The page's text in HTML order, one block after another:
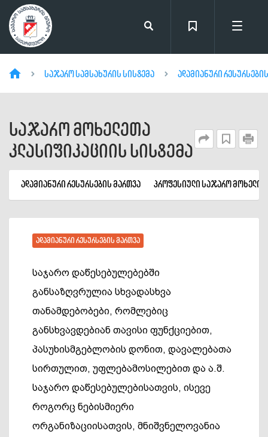
საჯარო სამსახურის სისტემა ადამიანური
საჯარო მოხელეთა
კლასიფიკაციის სისტემა
ადამიანური რესურსების მართვა პროფესიული საჯარო
ადამიანური რესურსების მართვა
საჯარო დაწესებულებებში
განსაზღვრულია სხვადასხვა
თანამდებობები, რომლებიც
განსხვავდებიან თავისი ფუნქციებით,
პასუხისმგებლობის დონით, დავალებათა
სირთულით, უფლებამოსილებით და ა.შ.
საჯარო დაწესებულებისათვის, ისევე
როგორც ნებისმიერი
ორგანიზაციისათვის, მნიშვნელოვანია